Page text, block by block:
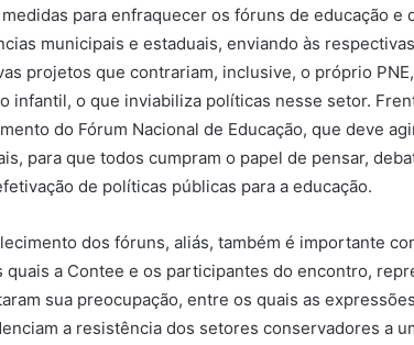
para enfraquecer os fóruns de educação e
municipais e estaduais, enviando às
projetos que contrariam, inclusive, o próprio
infantil, o que inviabiliza políticas nesse setor.
do Fórum Nacional de Educação, que deve
para que todos cumpram o papel de pensar,
de políticas públicas para a educação.
dos fóruns, aliás, também é importante
quais a Contee e os participantes do encontro,
sua preocupação, entre os quais as
a resistência dos setores conservadores a